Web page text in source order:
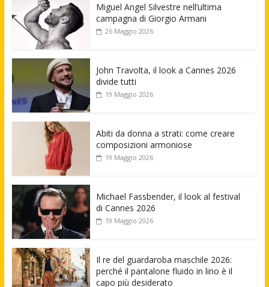
Miguel Angel Silvestre nell’ultima
campagna di Giorgio Armani
26 Maggio 2026
John Travolta, il look a Cannes 2026
divide tutti
19 Maggio 2026
Abiti da donna a strati: come creare
composizioni armoniose
19 Maggio 2026
Michael Fassbender, il look al festival
di Cannes 2026
19 Maggio 2026
Il re del guardaroba maschile 2026:
perché il pantalone fluido in lino è il
capo più desiderato